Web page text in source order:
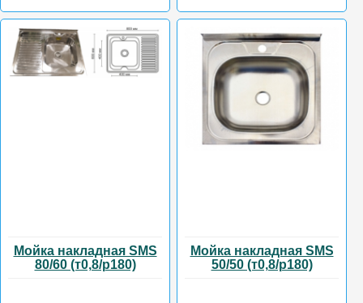
Мойка накладная SMS
80/60 (т0,8/р180)
Мойка накладная SMS
50/50 (т0,8/р180)